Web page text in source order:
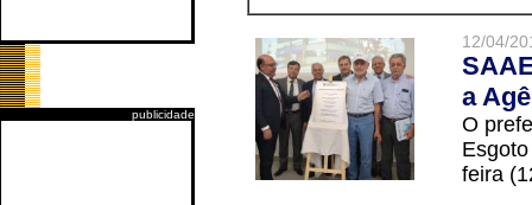
publicidade
12/04/
a
O
feira